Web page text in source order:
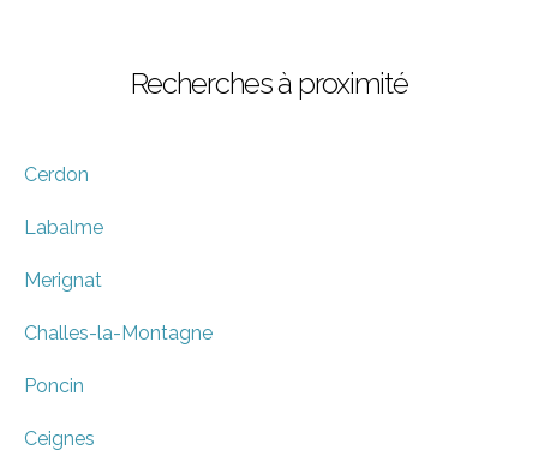
Recherches à proximité
Cerdon
Labalme
Merignat
Challes-la-Montagne
Poncin
Ceignes